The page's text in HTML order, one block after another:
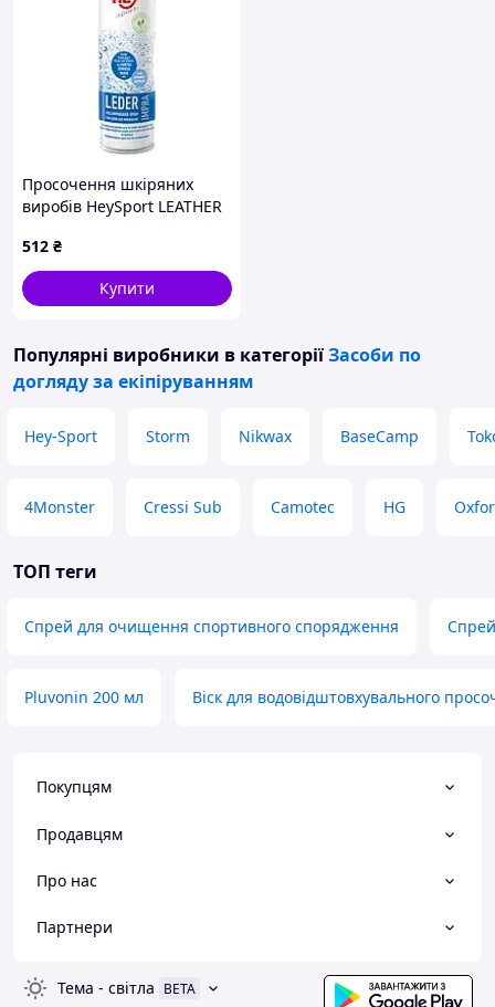
Просочення шкіряних
виробів HeySport LEATHER
512 ₴
Купити
Популярні виробники в категоріїЗасоби по
догляду за екіпіруванням
Hey-Sport Storm Nikwax BaseCamp
4Monster Cressi Sub Camotec HG
ТОП теги
Спрей для очищення спортивного спорядження
Pluvonin 200 мл Віск для водовідштовхувального
Покупцям
Продавцям
Про нас
Партнери
Тема - світла BETA